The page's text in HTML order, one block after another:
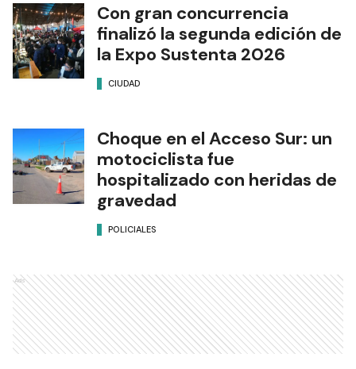
Con gran concurrencia
finalizó la segunda edición de
la Expo Sustenta 2026
CIUDAD
Choque en el Acceso Sur: un
motociclista fue
hospitalizado con heridas de
gravedad
POLICIALES
Ads